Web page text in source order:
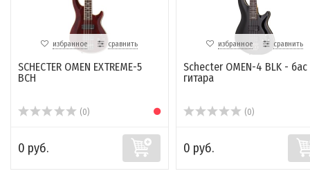
избранное сравнить
SCHECTER OMEN EXTREME-5
BCH
(0)
0 руб.
избранное сравнить
Schecter OMEN-4 BLK - бас
гитара
(0)
0 руб.